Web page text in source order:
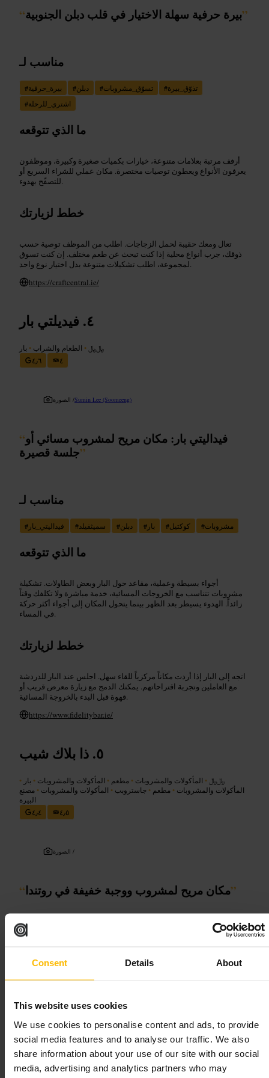
Consent Details About
This website uses cookies
We use cookies to personalise content and ads, to provide
social media features and to analyse our traffic. We also
share information about your use of our site with our social
media, advertising and analytics partners who may
“بيرة حرفية سهلة الاختيار في قلب دبلن الجنوبية”
مناسب لـ
#بيرة_حرفية #دبلن #تسوّق_مشروبات #تذوّق_بيرة
#اشتري_للرحلة
ما الذي تتوقعه
أرفف مرتبة بعلامات متنوعة، خيارات بكميات صغيرة وكبيرة، وموظفون
يعرفون الأنواع ويعطون توصيات مختصرة. مكان عملي للشراء السريع أو
للتصفّح بهدوء.
خطط لزيارتك
تعال ومعك حقيبة لحمل الزجاجات. اطلب من الموظف توصية حسب
ذوقك، جرب أنواع محلية إذا كنت تبحث عن طعم مختلف. إن كنت تسوق
لمجموعة، اطلب تشكيلات متنوعة بدل اختيار نوع واحد.
https://craftcentral.ie/
فيديلتي بار
﷼﷼ • الطعام والشراب • بار
٤٫٦
٤
الصورة /Sumin Lee (Soomeeng)
“فيداليتي بار: مكان مريح لمشروب مسائي أو
جلسة قصيرة”
مناسب لـ
# فيداليتي_بار #سميثفيلد #دبلن # بار #كوكتيل #مشروبات
ما الذي تتوقعه
أجواء بسيطة وعملية، مقاعد حول البار وبعض الطاولات. تشكيلة
مشروبات تتناسب مع الخروجات المسائية، خدمة مباشرة ولا تكلفك وقتاً
زائداً. الهدوء يسيطر بعد الظهر بينما يتحول المكان إلى أجواء أكثر حركة
في المساء.
خطط لزيارتك
اتجه إلى البار إذا أردت مكاناً مركزياً للقاء سهل. اجلس عند البار للدردشة
مع العاملين وتجربة اقتراحاتهم. يمكنك الدمج مع زيارة معرض قريب أو
قهوة قبل البدء بالخروجة المسائية.
https://www.fidelitybar.ie/
ذا بلاك شيب
﷼﷼ • المأكولات والمشروبات • مطعم • المأكولات والمشروبات • بار •
المأكولات والمشروبات • مطعم • جاستروبب • المأكولات والمشروبات • مصنع
البيرة
٤٫٤
٤٫٥
الصورة /
“مكان مريح لمشروب ووجبة خفيفة في روتندا”
مناسب لـ
روتندا #دبلن #طعام_غير_رسمي
#مناسب_للمجموعات
ما الذي تتوقعه
قائمة قصيرة من الأطباق المريحة مثل أطباق المشاركة والبرغر، وقائمة
مشروبات تضم قهوة، بيرة محلية، وكوكتيلات بسيطة. الديكور عملي
ومريح، طاولات عادية ومقاعد على البار للجلوس السريع. المكان مناسب
لموعد مسائي هادئ أو لقضاء وقت مع الأصدقاء بعد العمل.